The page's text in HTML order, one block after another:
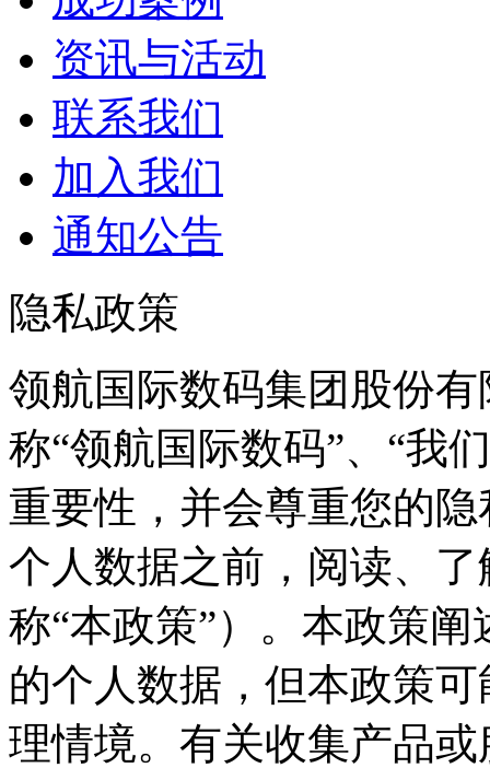
资讯与活动
联系我们
加入我们
通知公告
隐私政策
领航国际数码集团股份
称“领航国际数码”、“
重要性，并会尊重您
个人数据之前，阅读
称“本政策”）。本政策
的个人数据，但本政
理情境。有关收集产品